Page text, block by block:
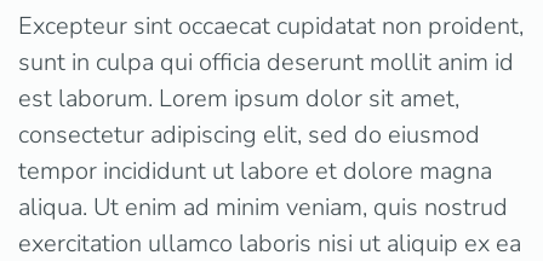
Excepteur sint occaecat cupidatat non proident,
sunt in culpa qui officia deserunt mollit anim id
est laborum. Lorem ipsum dolor sit amet,
consectetur adipiscing elit, sed do eiusmod
tempor incididunt ut labore et dolore magna
aliqua. Ut enim ad minim veniam, quis nostrud
exercitation ullamco laboris nisi ut aliquip ex ea